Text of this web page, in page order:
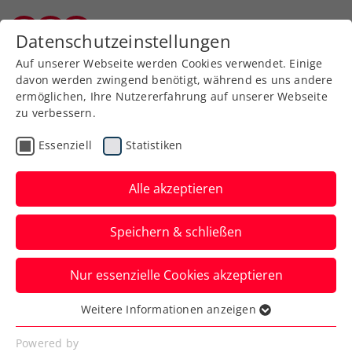
Aktuelle News
News filtern
Datenschutzeinstellungen
Auf unserer Webseite werden Cookies verwendet. Einige
davon werden zwingend benötigt, während es uns andere
ermöglichen, Ihre Nutzererfahrung auf unserer Webseite
zu verbessern.
Essenziell Statistiken
Alle akzeptieren
Speichern & schließen
Nur essenzielle Cookies akzeptieren
Essenziell
Essenzielle Cookies werden für grundlegende
Weitere Informationen anzeigen
Powered by